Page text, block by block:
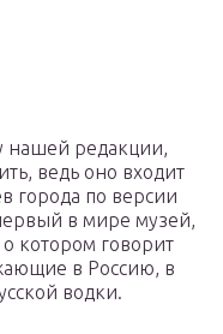
нашей редакции,
ведь оно входит
города по версии
в мире музей,
котором говорит
в Россию, в
водки.